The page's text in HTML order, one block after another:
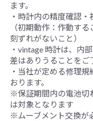
ます。
・時計内の精度確認・
（初期動作：作動す
刻ずれがないこと）
・vintage 時計は、内
差はありうることをご
・当社が定める修理
おります。
※保証期間内の電池切
は対象となります
※ムーブメント交換が